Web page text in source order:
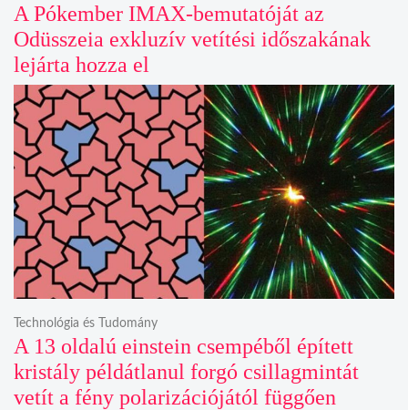
A Pókember IMAX-bemutatóját az
Odüsszeia exkluzív vetítési időszakának
lejárta hozza el
A 13 oldalú einstein csempéből épített
kristály példátlanul forgó csillagmintát
vetít a fény polarizációjától függően
Technológia és Tudomány